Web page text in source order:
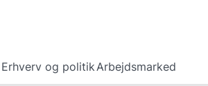
Erhverv og politikArbejdsmarked